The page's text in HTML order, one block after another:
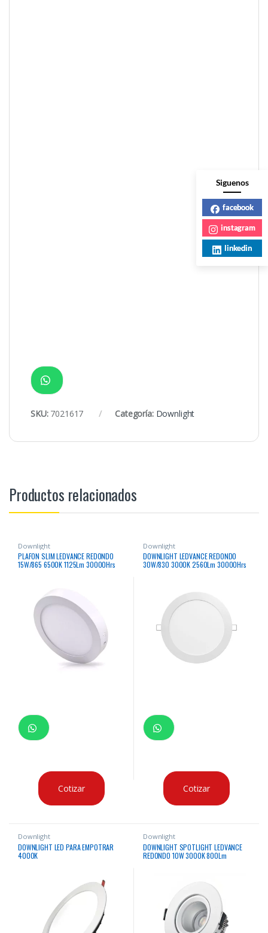
SKU: 7021617 Categoría: Downlight
Productos relacionados
Downlight
PLAFON SLIM LEDVANCE REDONDO
15W/865 6500K 1125Lm 30000Hrs
Cotizar
Downlight
DOWNLIGHT LEDVANCE REDONDO
30W/830 3000K 2560Lm 30000Hrs
Cotizar
Downlight
DOWNLIGHT LED PARA EMPOTRAR
4000K
Downlight
DOWNLIGHT SPOTLIGHT LEDVANCE
REDONDO 10W 3000K 800Lm
Siguenos
facebook
instagram
linkedin